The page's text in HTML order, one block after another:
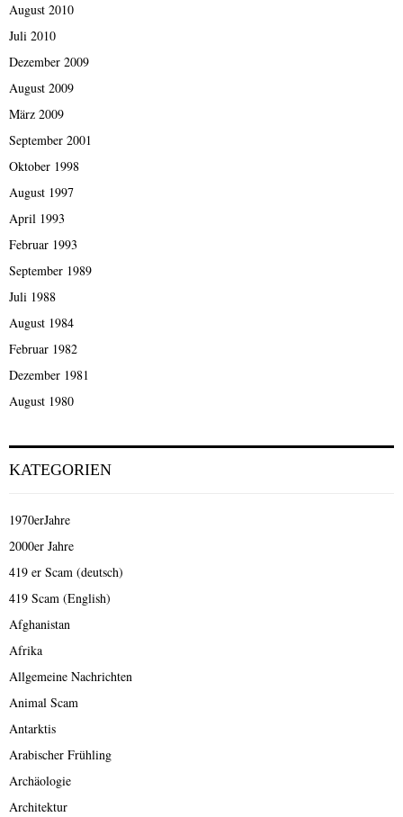
August 2010
Juli 2010
Dezember 2009
August 2009
März 2009
September 2001
Oktober 1998
August 1997
April 1993
Februar 1993
September 1989
Juli 1988
August 1984
Februar 1982
Dezember 1981
August 1980
KATEGORIEN
1970erJahre
2000er Jahre
419 er Scam (deutsch)
419 Scam (English)
Afghanistan
Afrika
Allgemeine Nachrichten
Animal Scam
Antarktis
Arabischer Frühling
Archäologie
Architektur